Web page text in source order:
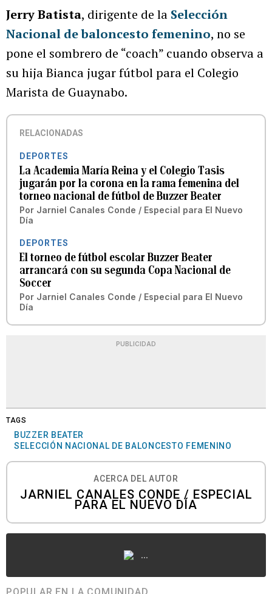
Jerry Batista, dirigente de la Selección
Nacional de baloncesto femenino, no se
pone el sombrero de “coach” cuando observa a
su hija Bianca jugar fútbol para el Colegio
Marista de Guaynabo.
RELACIONADAS
DEPORTES
La Academia María Reina y el Colegio Tasis
jugarán por la corona en la rama femenina del
torneo nacional de fútbol de Buzzer Beater
Por Jarniel Canales Conde / Especial para El Nuevo
Día
DEPORTES
El torneo de fútbol escolar Buzzer Beater
arrancará con su segunda Copa Nacional de
Soccer
Por Jarniel Canales Conde / Especial para El Nuevo
Día
PUBLICIDAD
TAGS
BUZZER BEATER
SELECCIÓN NACIONAL DE BALONCESTO FEMENINO
ACERCA DEL AUTOR
JARNIEL CANALES CONDE / ESPECIAL
PARA EL NUEVO DÍA
...